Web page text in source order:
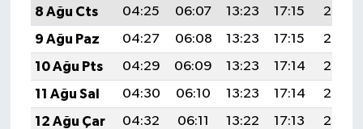
8 Ağu Cts
04:25 06:07 13:23 17:15
20:29
9 Ağu Paz
04:27 06:08 13:23 17:15
20:28
10 Ağu Pts
04:29 06:09 13:23 17:14
20:27
11 Ağu Sal
04:30 06:10 13:23 17:14
20:25
12 Ağu Çar
04:32 06:11 13:22 17:13
20:24